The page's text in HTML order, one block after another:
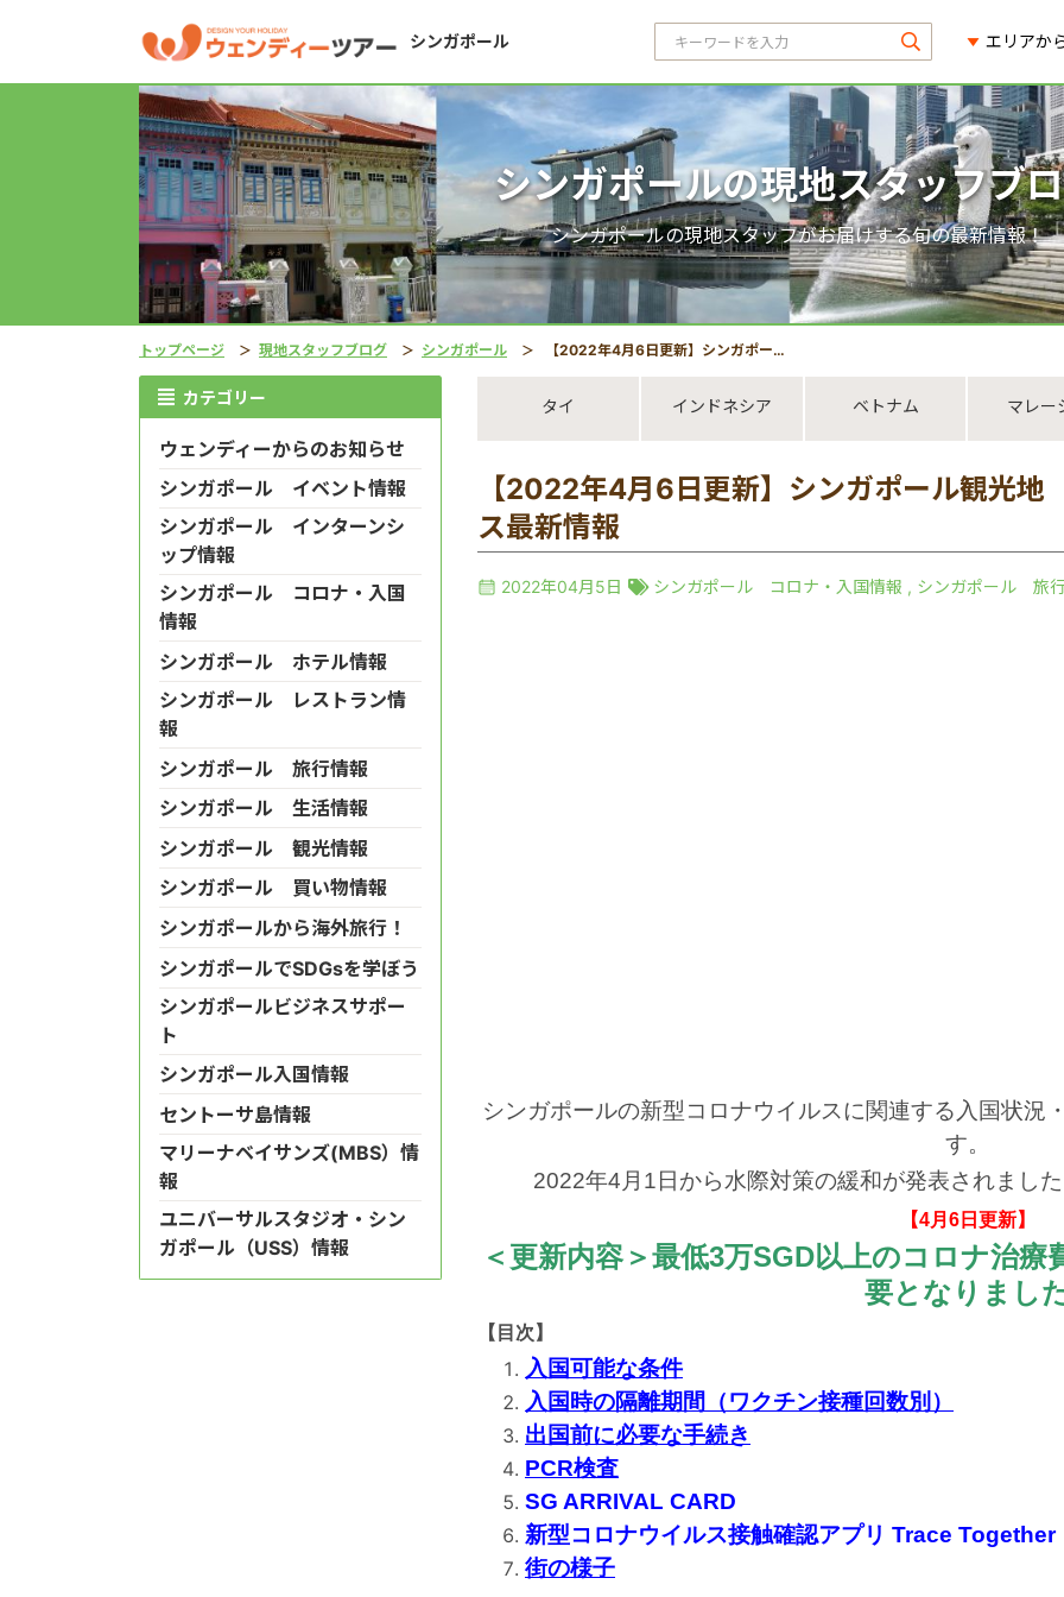
シンガポール エリアか
シンガポールの現地スタッフブ
シンガポールの現地スタッフがお届けする旬の最新情報！
トップページ 現地スタッフブログ シンガポール 【2022年4月6日更新】シンガポール観光地 旅行者に関わるコロナウイルス最新情報
タイ インドネシア ベトナム マレー
【2022年4月6日更新】シンガポール観光
ス最新情報
2022年04月5日 シンガポール コロナ・入国情報 , シンガポール 旅
シンガポールの新型コロナウイルスに関連する入国状況
す。
2022年4月1日から水際対策の緩和が発表されまし
【4月6日更新】
＜更新内容＞最低3万SGD以上のコロナ治
要となりまし
【目次】
入国可能な条件
入国時の隔離期間（ワクチン接種回数別）
出国前に必要な手続き
PCR検査
SG ARRIVAL CARD
新型コロナウイルス接触確認アプリ Trace Together
街の様子
カテゴリー
ウェンディーからのお知らせ
シンガポール イベント情報
シンガポール インターンシ
ップ情報
シンガポール コロナ・入国
情報
シンガポール ホテル情報
シンガポール レストラン情
報
シンガポール 旅行情報
シンガポール 生活情報
シンガポール 観光情報
シンガポール 買い物情報
シンガポールから海外旅行！
シンガポールでSDGsを学ぼう
シンガポールビジネスサポー
ト
シンガポール入国情報
セントーサ島情報
マリーナベイサンズ(MBS）情
報
ユニバーサルスタジオ・シン
ガポール（USS）情報